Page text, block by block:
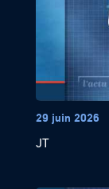
29 juin 2026
JT